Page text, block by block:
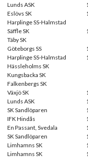
Lunds ASK
Eslövs SK
Harplinge SS-Halmstad
Säffle SK
Täby SK
Göteborgs SS
Harplinge SS-Halmstad
Hässleholms SK
Kungsbacka SK
Falkenbergs SK
Växjö SK
Lunds ASK
SK Sandlöparen
IFK Hindås
En Passant, Svedala
SK Sandlöparen
Limhamns SK
Limhamns SK